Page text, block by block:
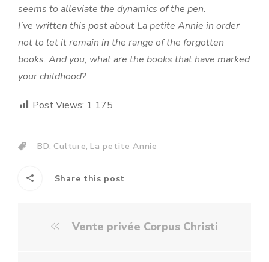
seems to alleviate the dynamics of the pen.
I’ve written this post about La petite Annie in order
not to let it remain in the range of the forgotten
books. And you, what are the books that have marked
your childhood?
Post Views: 1 175
BD, Culture,La petite Annie
Share this post
Vente privée Corpus Christi